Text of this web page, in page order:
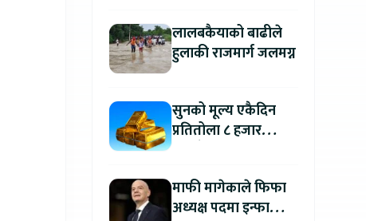
सुनौलो अवसर
लालबकैयाको बाढीले
हुलाकी राजमार्ग जलमग्न
सुनको मूल्य एकैदिन
प्रतितोला ८ हजार
माफी मागेकाले फिफा
अध्यक्ष पदमा इन्फान्टिनो